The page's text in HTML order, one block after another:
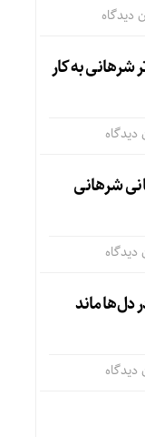
دیدگاه
شرهانی به کار
دیدگاه
شرهانی
دیدگاه
دل‌ها ماند
دیدگاه